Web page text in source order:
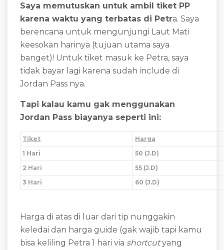
Saya memutuskan untuk ambil tiket PP
karena waktu yang terbatas di Petra. Saya
berencana untuk mengunjungi Laut Mati
keesokan harinya (tujuan utama saya
banget)! Untuk tiket masuk ke Petra, saya
tidak bayar lagi karena sudah include di
Jordan Pass nya.
Tapi kalau kamu gak menggunakan
Jordan Pass biayanya seperti ini:
Tiket
Harga
1 Hari
50 (J.D)
2 Hari
55 (J.D)
3 Hari
60 (J.D)
Harga di atas di luar dari tip nunggakin
keledai dan harga guide (gak wajib tapi kamu
bisa keliling Petra 1 hari via shortcutyang